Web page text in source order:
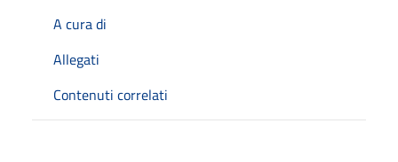
A cura di
Allegati
Contenuti correlati